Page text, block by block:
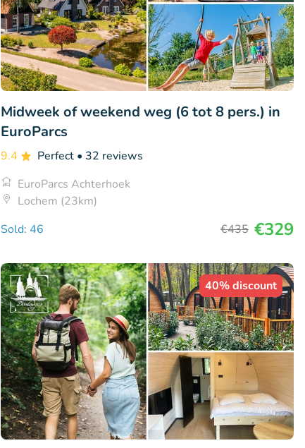
Midweek of weekend weg (6 tot 8 pers.) in
EuroParcs
9.4 Perfect • 32 reviews
EuroParcs Achterhoek
Lochem (23km)
Sold: 46
€435 €329
40% discount